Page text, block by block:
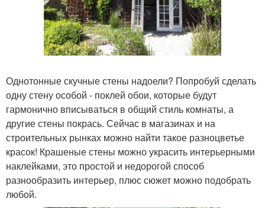
Однотонные скучные стены надоели? Попробуй сделать
одну стену особой - поклей обои, которые будут
гармонично вписываться в общий стиль комнаты, а
другие стены покрась. Сейчас в магазинах и на
строительных рынках можно найти такое разноцветье
красок! Крашеные стены можно украсить интерьерными
наклейками, это простой и недорогой способ
разнообразить интерьер, плюс сюжет можно подобрать
любой.